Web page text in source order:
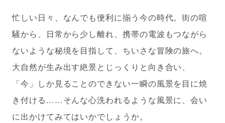
忙しい日々、なんでも便利に揃う今の時代。街の喧
騒から、日常から少し離れ、携帯の電波もつながら
ないような秘境を目指して、ちいさな冒険の旅へ。
大自然が生み出す絶景とじっくりと向き合い、
「今」しか見ることのできない一瞬の風景を目に焼
き付ける……そんな心洗われるような風景に、会い
に出かけてみてはいかでしょうか。